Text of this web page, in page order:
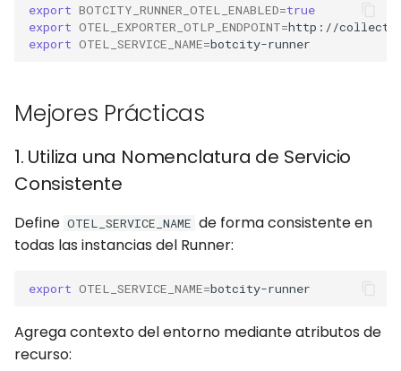
export BOTCITY_RUNNER_OTEL_ENABLED=true
export OTEL_EXPORTER_OTLP_ENDPOINT=
export OTEL_SERVICE_NAME=
Mejores Prácticas
1. Utiliza una Nomenclatura de Servicio
Consistente
Define OTEL_SERVICE_NAME de forma consistente en
todas las instancias del Runner:
export OTEL_SERVICE_NAME=
Agrega contexto del entorno mediante atributos de
recurso: